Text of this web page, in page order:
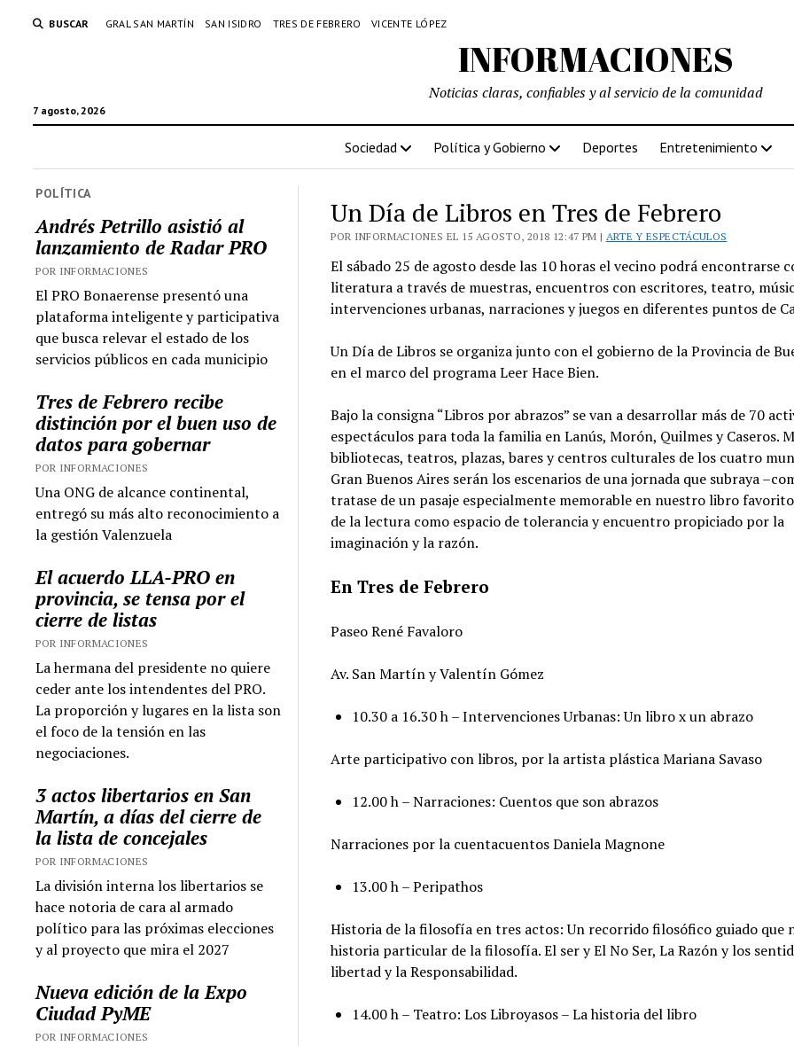
BUSCAR GRAL SAN MARTÍN SAN ISIDRO TRES DE FEBRERO VICENTE LÓPEZ
INFORMACIONES
7 agosto, 2026
Noticias claras, confiables y al servicio de la comunidad
Sociedad Política y Gobierno Deportes Entretenimiento
POLÍTICA
Andrés Petrillo asistió al
lanzamiento de Radar PRO
POR INFORMACIONES
El PRO Bonaerense presentó una
plataforma inteligente y participativa
que busca relevar el estado de los
servicios públicos en cada municipio
Tres de Febrero recibe
distinción por el buen uso de
datos para gobernar
POR INFORMACIONES
Una ONG de alcance continental,
entregó su más alto reconocimiento a
la gestión Valenzuela
El acuerdo LLA-PRO en
provincia, se tensa por el
cierre de listas
POR INFORMACIONES
La hermana del presidente no quiere
ceder ante los intendentes del PRO.
La proporción y lugares en la lista son
el foco de la tensión en las
negociaciones.
3 actos libertarios en San
Martín, a días del cierre de
la lista de concejales
POR INFORMACIONES
La división interna los libertarios se
hace notoria de cara al armado
político para las próximas elecciones
y al proyecto que mira el 2027
Nueva edición de la Expo
Ciudad PyME
POR INFORMACIONES
Un Día de Libros en Tres de Febrero
POR INFORMACIONES EL 15 AGOSTO, 2018 12:47 PM | ARTE Y ESPECTÁCULOS
El sábado 25 de agosto desde las 10 horas el vecino podrá encontrarse
literatura a través de muestras, encuentros con escritores, teatro,
intervenciones urbanas, narraciones y juegos en diferentes puntos de
Un Día de Libros se organiza junto con el gobierno de la Provincia de
en el marco del programa Leer Hace Bien.
Bajo la consigna “Libros por abrazos” se van a desarrollar más de 70
espectáculos para toda la familia en Lanús, Morón, Quilmes y Caseros.
bibliotecas, teatros, plazas, bares y centros culturales de los cuatro
Gran Buenos Aires serán los escenarios de una jornada que subraya
tratase de un pasaje especialmente memorable en nuestro libro
de la lectura como espacio de tolerancia y encuentro propiciado por la
imaginación y la razón.
En Tres de Febrero
Paseo René Favaloro
Av. San Martín y Valentín Gómez
10.30 a 16.30 h – Intervenciones Urbanas: Un libro x un abrazo
Arte participativo con libros, por la artista plástica Mariana Savaso
12.00 h – Narraciones: Cuentos que son abrazos
Narraciones por la cuentacuentos Daniela Magnone
13.00 h – Peripathos
Historia de la filosofía en tres actos: Un recorrido filosófico guiado que
historia particular de la filosofía. El ser y El No Ser, La Razón y los
libertad y la Responsabilidad.
14.00 h – Teatro: Los Libroyasos – La historia del libro